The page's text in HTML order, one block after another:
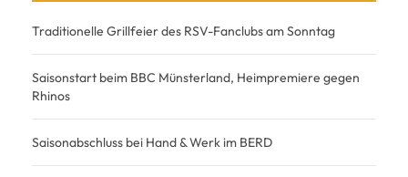
Traditionelle Grillfeier des RSV-Fanclubs am Sonntag
Saisonstart beim BBC Münsterland, Heimpremiere gegen
Rhinos
Saisonabschluss bei Hand & Werk im BERD